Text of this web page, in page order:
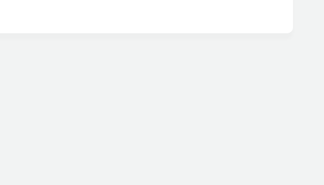
może być sygnał dla nas, że najwyższy czas urozmaicić dietę naszego